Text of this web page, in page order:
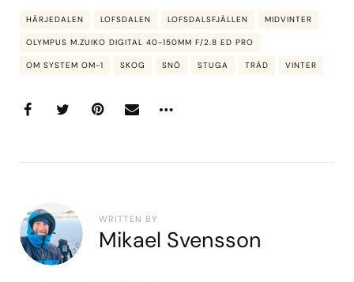
HÄRJEDALEN LOFSDALEN LOFSDALSFJÄLLEN MIDVINTER
OLYMPUS M.ZUIKO DIGITAL 40-150MM F/2.8 ED PRO
OM SYSTEM OM-1 SKOG SNÖ STUGA TRÄD VINTER
WRITTEN BY
Mikael Svensson